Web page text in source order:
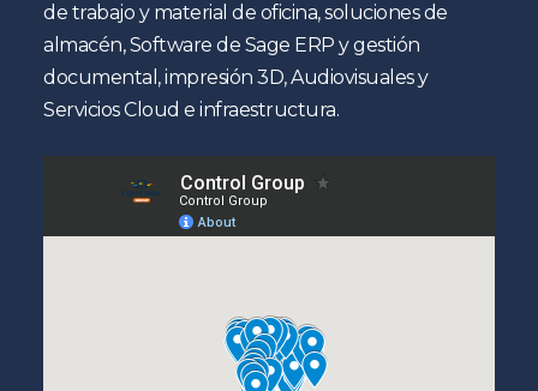
de trabajo y material de oficina, soluciones de
almacén, Software de Sage ERP y gestión
documental, impresión 3D, Audiovisuales y
Servicios Cloud e infraestructura.